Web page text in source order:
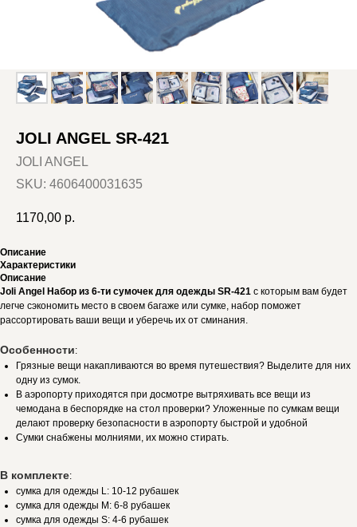
JOLI ANGEL SR-421
JOLI ANGEL
SKU: 4606400031635
1170,00 р.
Описание
Характеристики
Описание
Joli Angel Набор из 6-ти сумочек для одежды SR-421 с которым вам будет
легче сэкономить место в своем багаже или сумке, набор поможет
рассортировать ваши вещи и уберечь их от сминания.
Особенности:
Грязные вещи накапливаются во время путешествия? Выделите для них
одну из сумок.
В аэропорту приходятся при досмотре вытряхивать все вещи из
чемодана в беспорядке на стол проверки? Уложенные по сумкам вещи
делают проверку безопасности в аэропорту быстрой и удобной
Сумки снабжены молниями, их можно стирать.
В комплекте:
сумка для одежды L: 10-12 рубашек
сумка для одежды M: 6-8 рубашек
сумка для одежды S: 4-6 рубашек